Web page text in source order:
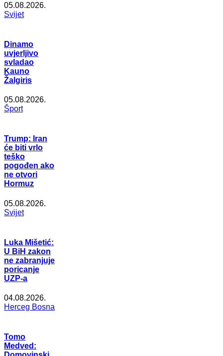
05.08.2026.
Svijet
Dinamo
uvjerljivo
svladao
Kauno
Žalgiris
05.08.2026.
Šport
Trump: Iran
će biti vrlo
teško
pogođen ako
ne otvori
Hormuz
05.08.2026.
Svijet
Luka Mišetić:
U BiH zakon
ne zabranjuje
poricanje
UZP-a
04.08.2026.
Herceg Bosna
Tomo
Medved: